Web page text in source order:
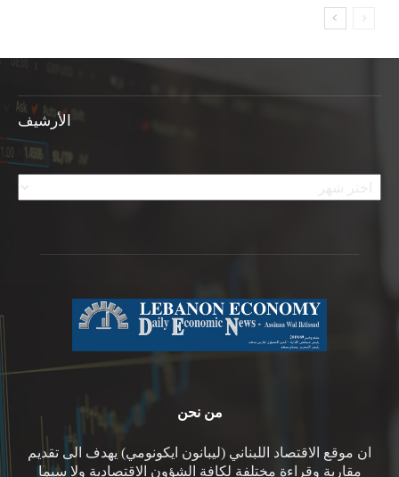
الأرشيف
الأرشيف
من نحن
ان موقع الاقتصاد اللبناني (ليبانون ايكونومي) يهدف الى تقديم
مقاربة وقراءة مختلفة لكافة الشؤون الاقتصادية ولا سيما